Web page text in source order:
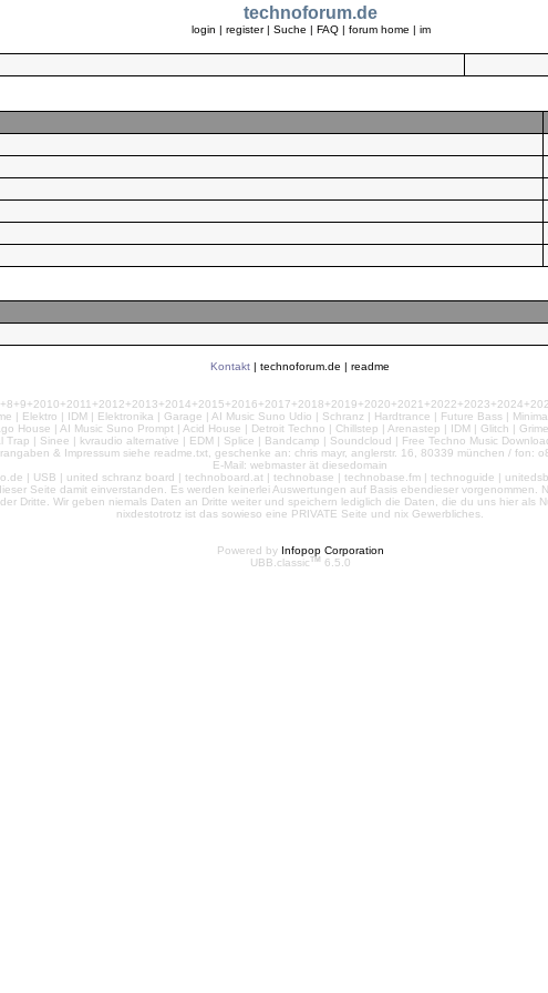
technoforum.de
login | register | Suche | FAQ| forum home | im
Kontakt | technoforum.de | readme
| Elektro | IDM | Elektronika | Garage | AI Music Suno Udio | Schranz | Hardtrance | Future Bass |
House | AI Music Suno Prompt | Acid House | Detroit Techno | Chillstep | Arenastep | IDM | Glitch |
Trap | Sinee | kvraudio alternative | EDM | Splice | Bandcamp | Soundcloud | Free Techno Music
& Impressum siehe readme.txt, geschenke an: chris mayr, anglerstr. 16, 80339 münchen / fon:
E-Mail: webmaster ät diesedomain
| USB | united schranz board | technoboard.at | technobase | technobase.fm | technoguide |
Seite damit einverstanden. Es werden keinerlei Auswertungen auf Basis ebendieser
Dritte. Wir geben niemals Daten an Dritte weiter und speichern lediglich die Daten, die du uns hier als
nixdestotrotz ist das sowieso eine PRIVATE Seite und nix Gewerbliches.
Powered by Infopop Corporation
UBB.classicTM 6.5.0